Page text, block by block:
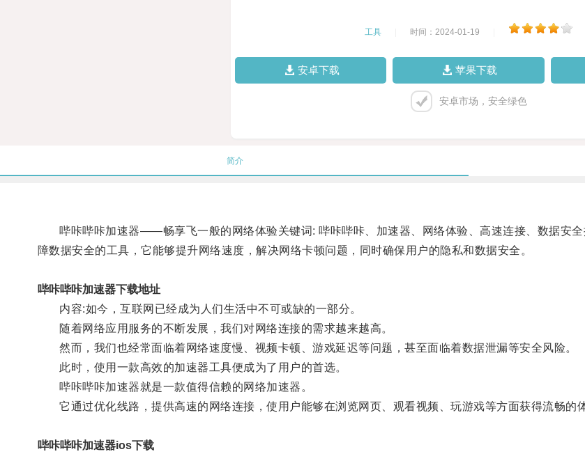
工具 时间：2024-01-19
安卓下载 苹果下载
安卓市场，安全绿色
简介
哔咔哔咔加速器——畅享飞一般的网络体验关键词: 哔咔哔咔、加速器、网络体验、高速连接、数据安全
障数据安全的工具，它能够提升网络速度，解决网络卡顿问题，同时确保用户的隐私和数据安全。
哔咔哔咔加速器下载地址
内容:如今，互联网已经成为人们生活中不可或缺的一部分。
随着网络应用服务的不断发展，我们对网络连接的需求越来越高。
然而，我们也经常面临着网络速度慢、视频卡顿、游戏延迟等问题，甚至面临着数据泄漏等安全风险。
此时，使用一款高效的加速器工具便成为了用户的首选。
哔咔哔咔加速器就是一款值得信赖的网络加速器。
它通过优化线路，提供高速的网络连接，使用户能够在浏览网页、观看视频、玩游戏等方面获得流畅的体
哔咔哔咔加速器ios下载